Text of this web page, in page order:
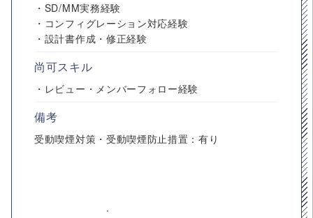
・SD/MM実務経験
・コンフィグレーション対応経験
・設計書作成・修正経験
尚可スキル
・レビュー・メンバーフォロー経験
備考
受動喫煙対策・受動喫煙防止措置：有り